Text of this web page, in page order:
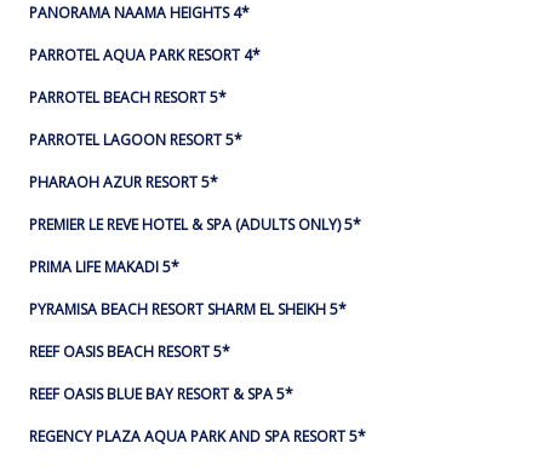
PANORAMA NAAMA HEIGHTS 4*
PARROTEL AQUA PARK RESORT 4*
PARROTEL BEACH RESORT 5*
PARROTEL LAGOON RESORT 5*
PHARAOH AZUR RESORT 5*
PREMIER LE REVE HOTEL & SPA (ADULTS ONLY) 5*
PRIMA LIFE MAKADI 5*
PYRAMISA BEACH RESORT SHARM EL SHEIKH 5*
REEF OASIS BEACH RESORT 5*
REEF OASIS BLUE BAY RESORT & SPA 5*
REGENCY PLAZA AQUA PARK AND SPA RESORT 5*